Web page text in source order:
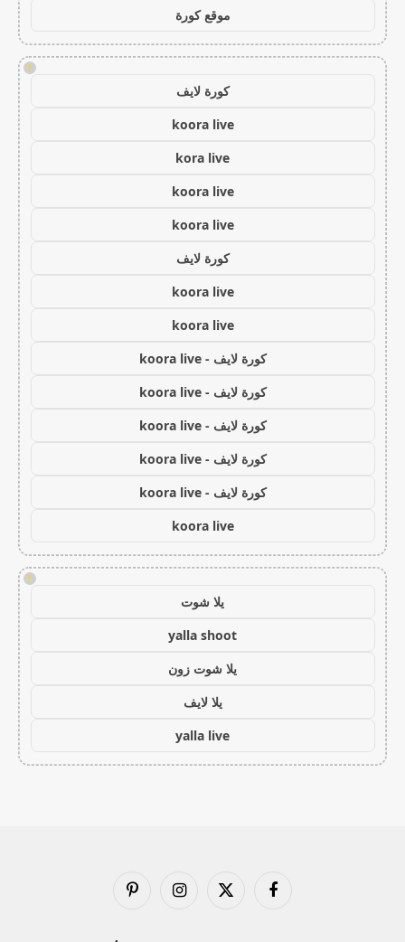
موقع كورة
!
كورة لايف
koora live
kora live
koora live
koora live
كورة لايف
koora live
koora live
كورة لايف - koora live
كورة لايف - koora live
كورة لايف - koora live
كورة لايف - koora live
كورة لايف - koora live
koora live
!
يلا شوت
yalla shoot
يلا شوت زون
يلا لايف
yalla live
فيسبوك
X
الانستغرامبينتيريست